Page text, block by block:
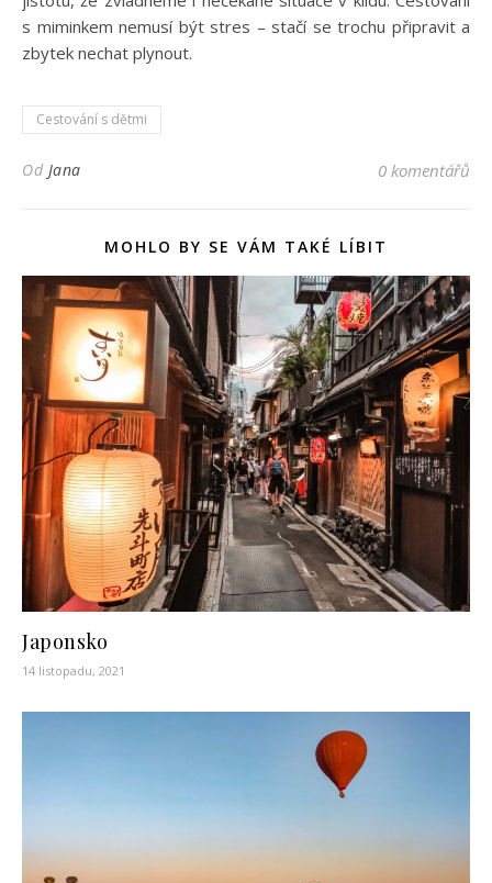
s miminkem nemusí být stres – stačí se trochu připravit a
zbytek nechat plynout.
Cestování s dětmi
Od Jana 0 komentářů
MOHLO BY SE VÁM TAKÉ LÍBIT
Japonsko
14 listopadu, 2021